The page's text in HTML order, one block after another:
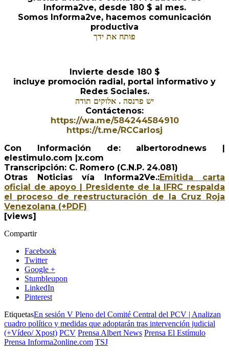
Informa2ve, desde 180 $ al mes.
Somos Informa2ve, hacemos comunicación
productiva
פותח את ידך
Invierte desde 180 $
incluye promoción radial, portal informativo y
Redes Sociales.
יש פרנסה . אלוקים תודה
Contáctenos:
https://wa.me/584244584910
https://t.me/RCCarlosj
Con Información de: albertorodnews |
elestimulo.com |x.com
Transcripción: C. Romero (C.N.P. 24.081)
Otras Noticias vía Informa2Ve.:Emitida carta
oficial de apoyo | Presidente de la IFRC respalda
el proceso de reestructuración de la Cruz Roja
Venezolana (+PDF)
[views]
Compartir
Facebook
Twitter
Google +
Stumbleupon
LinkedIn
Pinterest
EtiquetasEn sesión V Pleno del Comité Central del PCV | Analizan
cuadro político y medidas que adoptarán tras intervención judicial
(+Vídeo/ Xpost) PCV Prensa Albert News Prensa El Estímulo
Prensa Informa2online.com TSJ